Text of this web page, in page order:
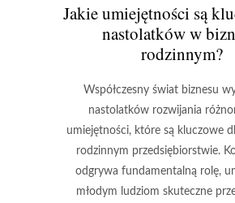
Jakie umiejętności są
nastolatków w
rodzinnym?
Współczesny świat biznesu
nastolatków rozwijania
umiejętności, które są kluczowe
rodzinnym przedsiębiorstwie.
odgrywa fundamentalną rolę,
młodym ludziom skuteczne